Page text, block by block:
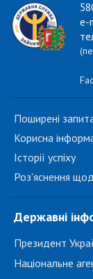
e-
Поширені
Корисна
Історії успіху
Роз'яснення
Державні
Президент
Національне